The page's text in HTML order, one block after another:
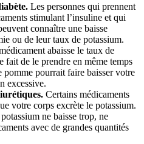
Les personnes qui prennent
stimulant l’insuline et qui
connaître une baisse
ou de leur taux de potassium.
abaisse le taux de
fait de le prendre en même temps
pomme pourrait faire baisser votre
excessive.
Certains médicaments
votre corps excrète le potassium.
ne baisse trop, ne
avec de grandes quantités